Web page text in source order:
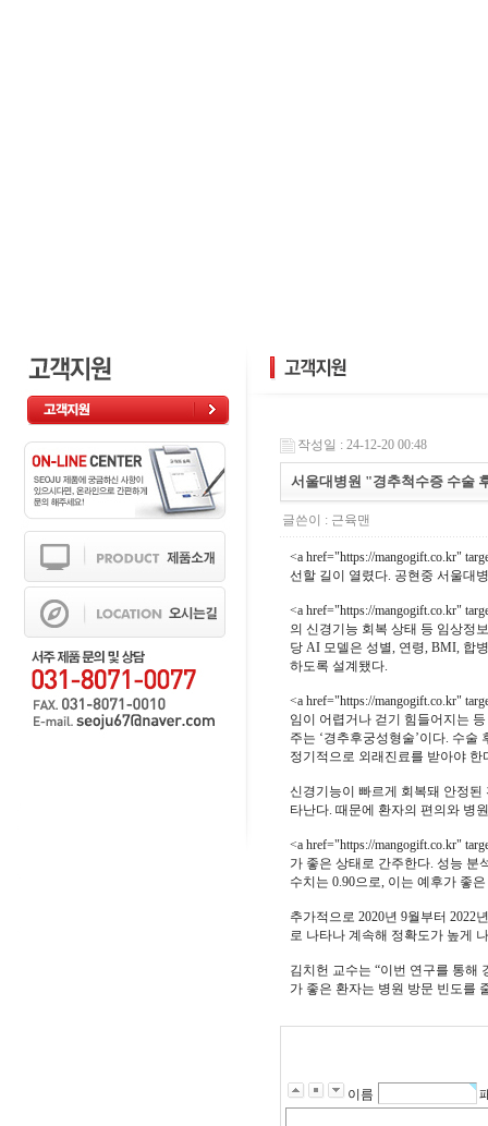
작성일 : 24-12-20 00:48
서울대병원 "경추척수증 수술
글쓴이 : 근육맨
<a href="https://mangogift.co.kr"
선할 길이 열렸다. 공현중 서울대
<a href="https://mangogift.co.kr"
의 신경기능 회복 상태 등 임상정
당 AI 모델은 성별, 연령, BMI, 합
하도록 설계됐다.
<a href="https://mangogift.co.kr"
임이 어렵거나 걷기 힘들어지는
주는 ‘경추후궁성형술’이다. 수
정기적으로 외래진료를 받아야 한
신경기능이 빠르게 회복돼 안정
타난다. 때문에 환자의 편의와 병
<a href="https://mangogift.co.kr"
가 좋은 상태로 간주한다. 성능 분
수치는 0.90으로, 이는 예후가 좋
추가적으로 2020년 9월부터 2022
로 나타나 계속해 정확도가 높게
김치헌 교수는 “이번 연구를 통해
가 좋은 환자는 병원 방문 빈도를
이름